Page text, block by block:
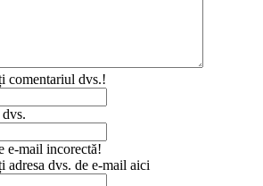
comentariul dvs.!
e-mail incorectă!
adresa dvs. de e-mail aici